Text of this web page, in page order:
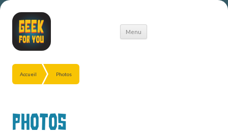
Menu
Aller
Accueil Photos
Photos